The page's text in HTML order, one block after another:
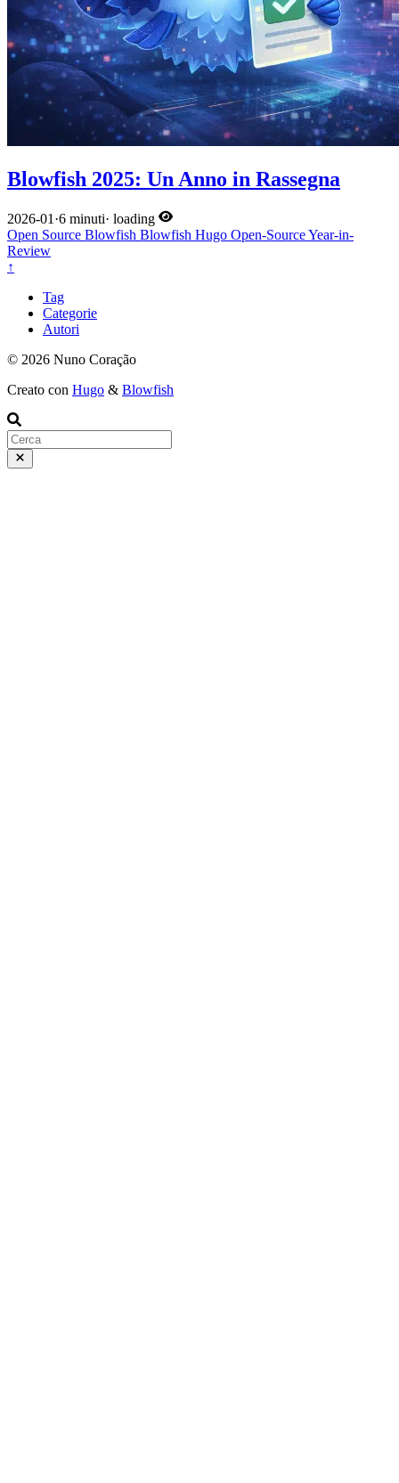
Blowfish 2025: Un Anno in Rassegna
2026-01 ·6 minuti· loading
Open Source Blowfish Blowfish Hugo Open-SourceYear-in-
Review
↑
Tag
Categorie
Autori
© 2026 Nuno Coração
Creato con Hugo & Blowfish